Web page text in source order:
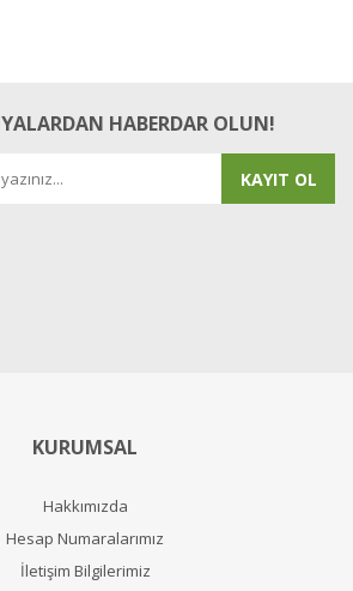
HABERDAR OLUN!
KAYIT OL
KURUMSAL
Hakkımızda
Hesap Numaralarımız
İletişim Bilgilerimiz